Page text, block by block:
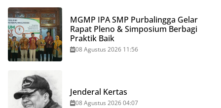
MGMP IPA SMP Purbalingga Gelar
Rapat Pleno & Simposium Berbagi
Praktik Baik
08 Agustus 2026 11:56
Jenderal Kertas
08 Agustus 2026 04:07